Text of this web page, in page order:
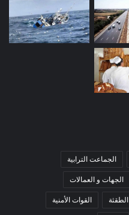
الجماعت الترابية
الجهات و العمالات
الطقثة القوات الأمنية